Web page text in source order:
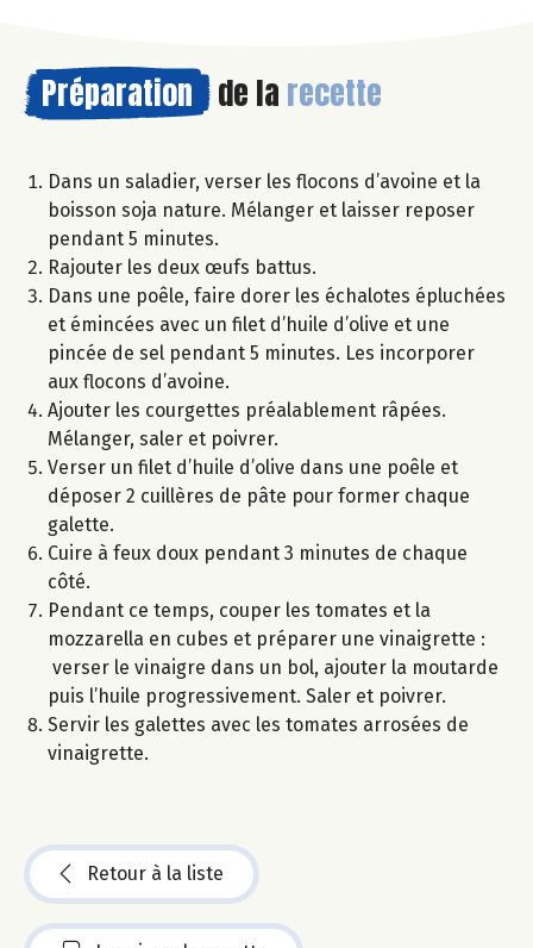
Préparation de la recette
Dans un saladier, verser les flocons d’avoine et la
boisson soja nature. Mélanger et laisser reposer
pendant 5 minutes.
Rajouter les deux œufs battus.
Dans une poêle, faire dorer les échalotes épluchées
et émincées avec un filet d’huile d’olive et une
pincée de sel pendant 5 minutes. Les incorporer
aux flocons d’avoine.
Ajouter les courgettes préalablement râpées.
Mélanger, saler et poivrer.
Verser un filet d’huile d’olive dans une poêle et
déposer 2 cuillères de pâte pour former chaque
galette.
Cuire à feux doux pendant 3 minutes de chaque
côté.
Pendant ce temps, couper les tomates et la
mozzarella en cubes et préparer une vinaigrette :
verser le vinaigre dans un bol, ajouter la moutarde
puis l’huile progressivement. Saler et poivrer.
Servir les galettes avec les tomates arrosées de
vinaigrette.
Retour à la liste